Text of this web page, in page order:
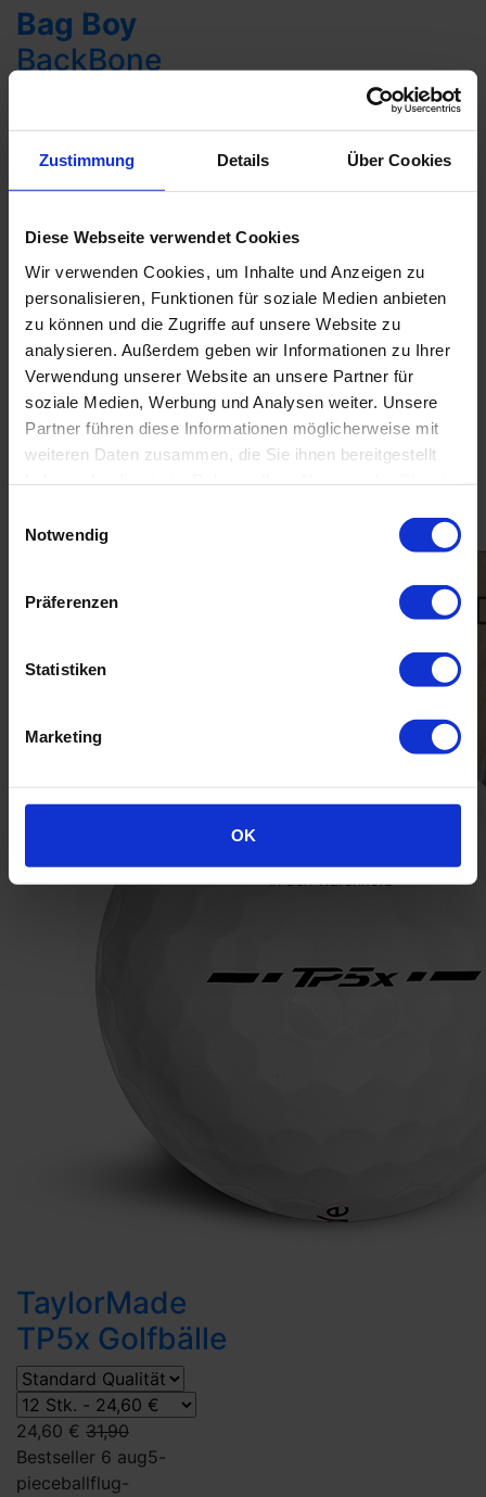
Zustimmung Details Über Cookies
Diese Webseite verwendet Cookies
Wir verwenden Cookies, um Inhalte und Anzeigen zu
personalisieren, Funktionen für soziale Medien anbieten
zu können und die Zugriffe auf unsere Website zu
analysieren. Außerdem geben wir Informationen zu Ihrer
Verwendung unserer Website an unsere Partner für
soziale Medien, Werbung und Analysen weiter. Unsere
Partner führen diese Informationen möglicherweise mit
weiteren Daten zusammen, die Sie ihnen bereitgestellt
Notwendig
Präferenzen
Statistiken
Marketing
OK
Bag Boy
BackBone
zubehörbag
boyTravelcover
Derzeit meistverkaufte
Golfbälle
SUMMER SALE
TaylorMade
TP5x Golfbälle
24,60 € 31,90
Bestseller 6 aug5-
pieceballflug-
SUMMER SALE
30,90 €36,90
in den Warenkorb